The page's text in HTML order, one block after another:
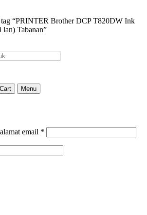
tag “PRINTER Brother DCP T820DW Ink
Tabanan”
Cart Menu
email *